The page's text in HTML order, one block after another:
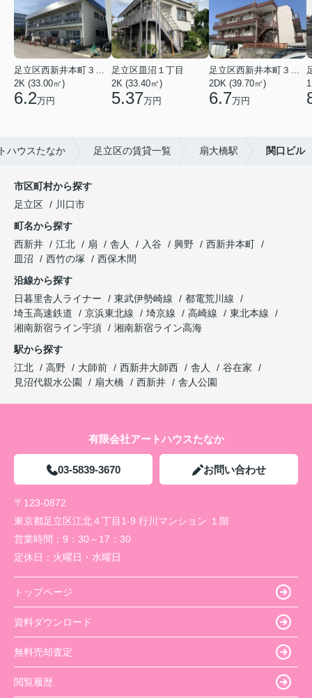
足立区西新井本町３丁目
2K (33.00㎡)
6.2万円
足立区皿沼１丁目
2K (33.40㎡)
5.37万円
足立区西新井本町３丁目
2DK (39.70㎡)
6.7万円
ハウスたなか 足立区の賃貸一覧 扇大橋駅 関口ビル
市区町村から探す
足立区
川口市
町名から探す
西新井
江北 扇 舎人 入谷 興野
西新井本町
皿沼
西竹の塚
西保木間
沿線から探す
日暮里舎人ライナー
東武伊勢崎線
都電荒川線
埼玉高速鉄道
京浜東北線 埼京線 高崎線
東北本線
湘南新宿ライン宇須
湘南新宿ライン高海
駅から探す
江北
高野 大師前 西新井大師西 舎人
谷在家
見沼代親水公園
扇大橋 西新井 舎人公園
有限会社アートハウスたなか
03-5839-3670 お問い合わせ
〒123-0872
東京都足立区江北４丁目1-9 行川マンション １階
営業時間： 9：30～17：30
定休日： 火曜日・水曜日
トップページ
資料ダウンロード
無料売却査定
閲覧履歴